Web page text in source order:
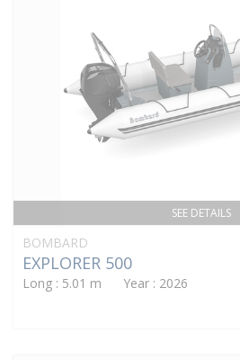
SEE DETAILS
BOMBARD
EXPLORER 500
Long : 5.01 m Year : 2026